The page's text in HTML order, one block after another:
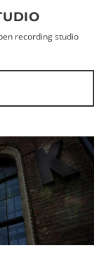
recording studio